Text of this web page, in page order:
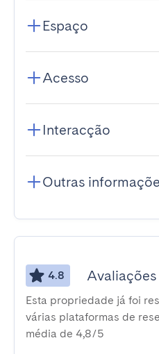
Espaço
Acesso
Interacção
Outras
4.8 Avaliações
Esta propriedade já foi
várias plataformas de
média de 4,8/5